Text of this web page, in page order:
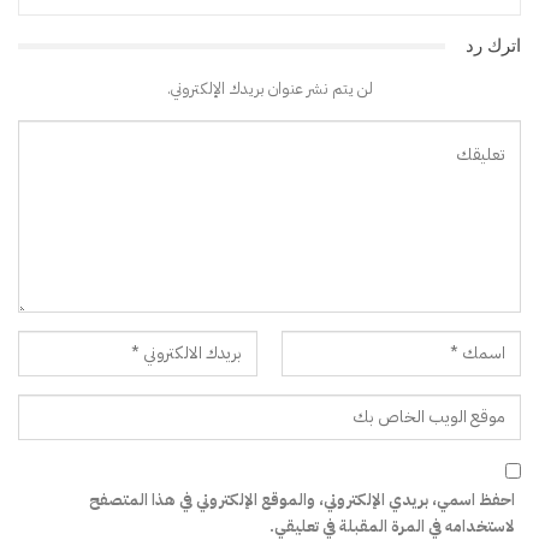
اترك رد
لن يتم نشر عنوان بريدك الإلكتروني.
احفظ اسمي، بريدي الإلكتروني، والموقع الإلكتروني في هذا المتصفح
لاستخدامه في المرة المقبلة في تعليقي.